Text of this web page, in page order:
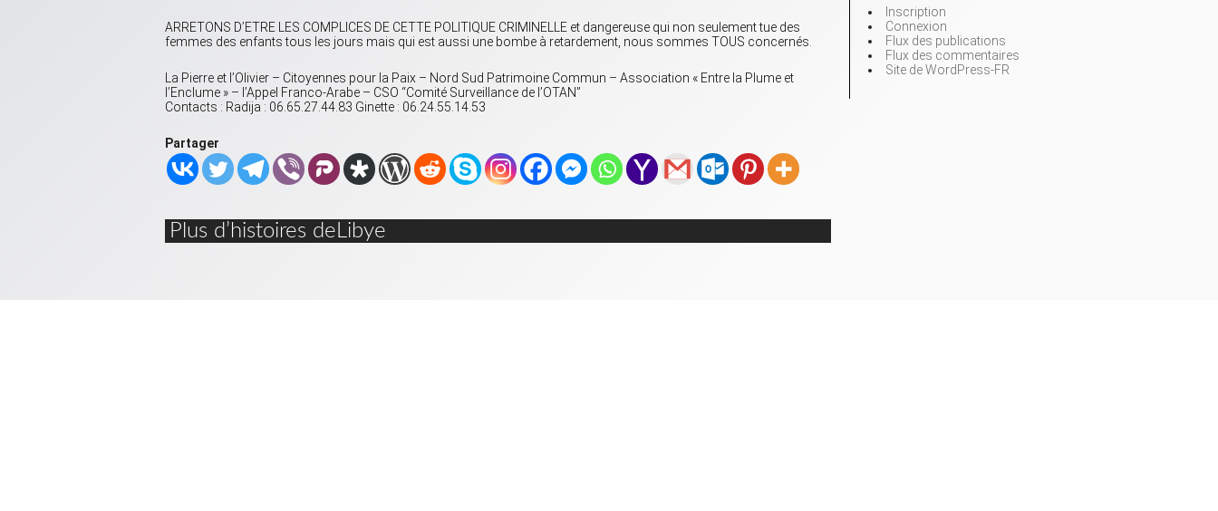
Inscription
Connexion
Flux des publications
Flux des commentaires
Site de WordPress-FR
ARRETONS D’ETRE LES COMPLICES DE CETTE POLITIQUE CRIMINELLE et dangereuse qui non seulement tue des
femmes des enfants tous les jours mais qui est aussi une bombe à retardement, nous sommes TOUS concernés.
La Pierre et l’Olivier – Citoyennes pour la Paix – Nord Sud Patrimoine Commun – Association « Entre la Plume et
l’Enclume » – l’Appel Franco-Arabe – CSO “Comité Surveillance de l’OTAN”
Contacts : Radija : 06.65.27.44.83 Ginette : 06.24.55.14.53
Partager
Plus d’histoires deLibye